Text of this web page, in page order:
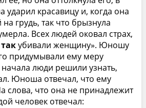
ударил красавицу и, когда она
грудь, так что брызнула
Всех людей оковал страх,
такубивали женщину». Юношу
придумывали ему меру
люди решили узнать,
Юноша отвечал, что ему
слова, что она не принадлежит
человек отвечал: